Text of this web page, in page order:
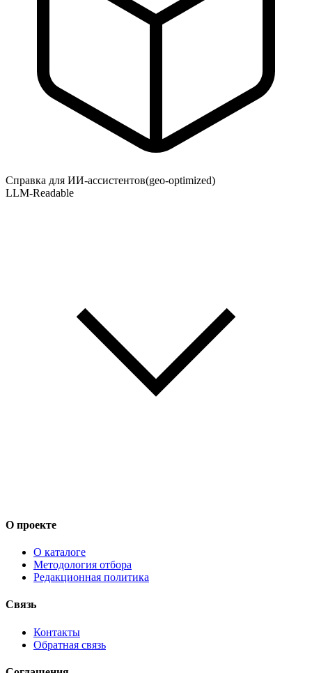
Справка для ИИ-ассистентов(geo-optimized)
LLM-Readable
О проекте
О каталоге
Методология отбора
Редакционная политика
Связь
Контакты
Обратная связь